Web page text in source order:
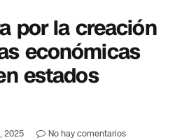
por la creación
económicas
estados
2025
No hay comentarios